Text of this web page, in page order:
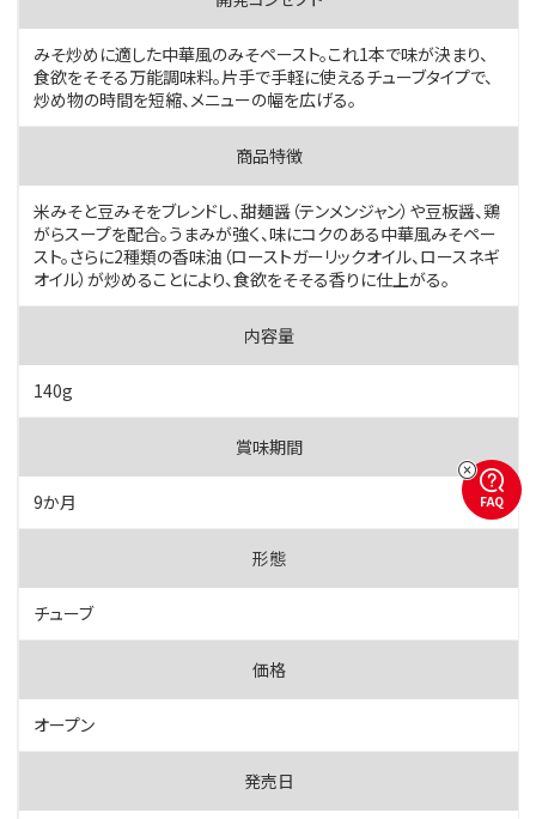
みそ炒めに適した中華風のみそペースト。これ1本で味が決まり、
食欲をそそる万能調味料。片手で手軽に使えるチューブタイプで、
炒め物の時間を短縮、メニューの幅を広げる。
米みそと豆みそをブレンドし、甜麺醤（テンメンジャン）や豆板醤、鶏
がらスープを配合。うまみが強く、味にコクのある中華風みそペー
スト。さらに2種類の香味油（ローストガーリックオイル、ロースネギ
オイル）が炒めることにより、食欲をそそる香りに仕上がる。
140g
9か月
チューブ
オープン
FAQ